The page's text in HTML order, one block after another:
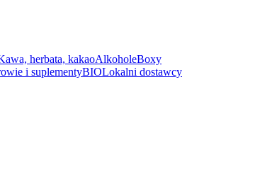
herbata, kakaoAlkoholeBoxy
i suplementyBIOLokalni dostawcy